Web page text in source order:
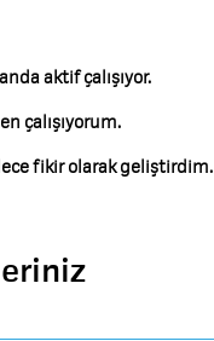
aktif çalışıyor.
çalışıyorum.
fikir olarak geliştirdim.